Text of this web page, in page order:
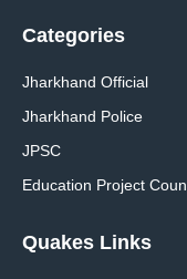
Categories
Jharkhand Official
Jharkhand Police
JPSC
Education Project
Quakes Links